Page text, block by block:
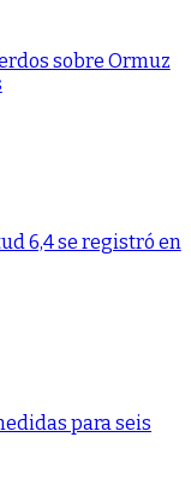
sobre Ormuz
6,4 se registró en
para seis